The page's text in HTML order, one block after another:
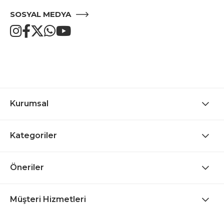
SOSYAL MEDYA
Kurumsal
Kategoriler
Öneriler
Müşteri Hizmetleri